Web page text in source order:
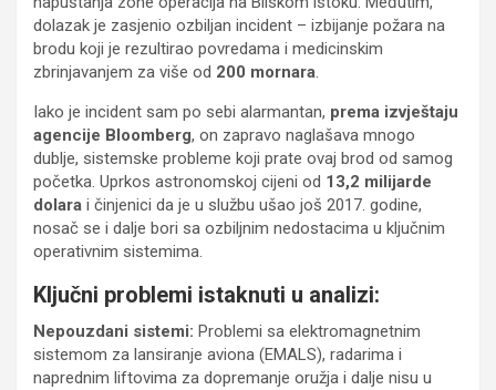
dolazak je zasjenio ozbiljan incident – izbijanje požara na
brodu koji je rezultirao povredama i medicinskim
zbrinjavanjem za više od 200 mornara.
Iako je incident sam po sebi alarmantan, prema izvještaju
agencije Bloomberg, on zapravo naglašava mnogo
dublje, sistemske probleme koji prate ovaj brod od samog
početka. Uprkos astronomskoj cijeni od 13,2 milijarde
dolara i činjenici da je u službu ušao još 2017. godine,
nosač se i dalje bori sa ozbiljnim nedostacima u ključnim
operativnim sistemima.
Ključni problemi istaknuti u analizi:
Nepouzdani sistemi: Problemi sa elektromagnetnim
sistemom za lansiranje aviona (EMALS), radarima i
naprednim liftovima za dopremanje oružja i dalje nisu u